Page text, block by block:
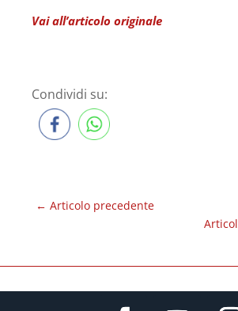
Vai all’articolo originale
Condividi su:
← Articolo precedente